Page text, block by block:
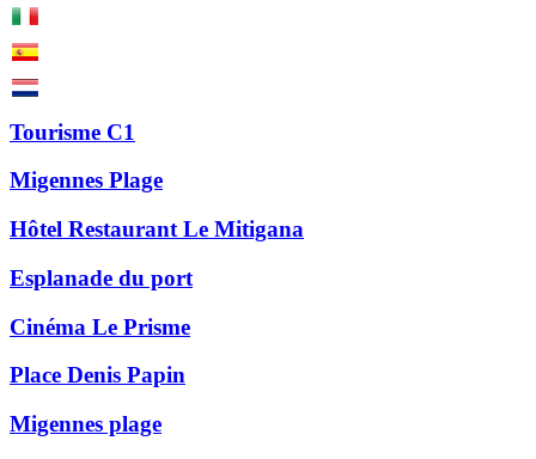
Tourisme C1
Migennes Plage
Hôtel Restaurant Le Mitigana
Esplanade du port
Cinéma Le Prisme
Place Denis Papin
Migennes plage